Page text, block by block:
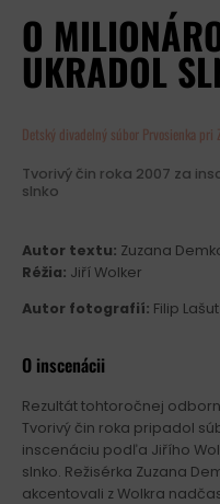
O
UKRADOL
Detský divadelný súbor Prvosienka pri
Tvorivý čin roka 2007 za
slnko
Autor textu: Zuzana
Réžia: Jiří Wolker
Autor fotografií: Filip Lašut
O inscenácii
Rezultát tohtoročnej
Tvorivý čin roka pripadol
inscenáciu podľa Jiřího
slnko. Režisérka Zuzana
akcentovali z Wolkra